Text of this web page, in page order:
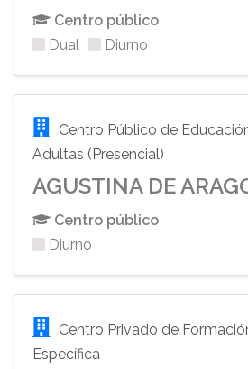
Centro público
Dual
Diurno
Centro Público de
Adultas (Presencial)
AGUSTINA DE
Centro público
Diurno
Centro Privado de
Específica